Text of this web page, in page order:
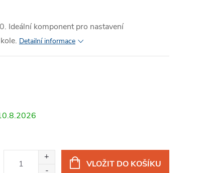
Ideální komponent pro nastavení
Detailní informace
VLOŽIT DO KOŠÍKU